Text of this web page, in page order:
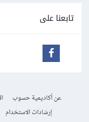
تابعنا على
عن أكاديمية حسوب
إرشادات الاستخدام